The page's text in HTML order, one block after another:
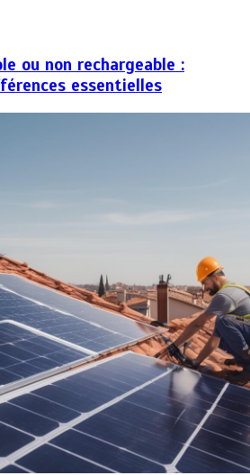
ou non rechargeable :
essentielles